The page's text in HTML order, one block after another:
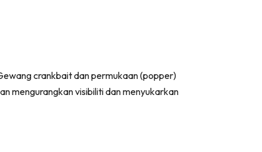
crankbait dan permukaan (popper)
mengurangkan visibiliti dan menyukarkan